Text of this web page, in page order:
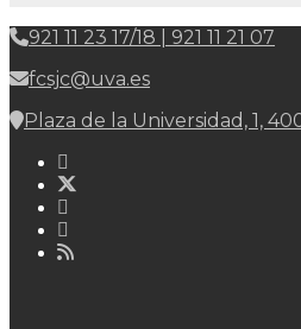
921 11 23 17/18 | 921 11 21 07
fcsjc@uva.es
Plaza de la Universidad, 1,